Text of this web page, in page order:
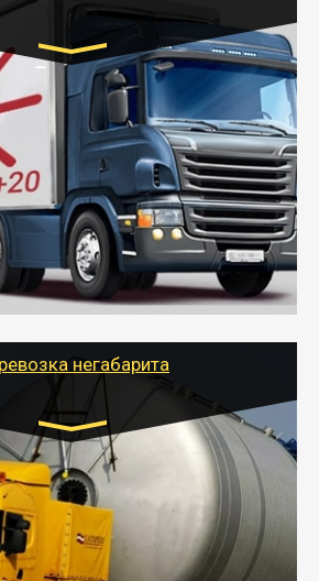
Транспорт:
тонны), Бычок, Еврофура от 5 до
10 тонн
от 6000 руб.
перевозки грузов с
режима, работающим
обработкой кузова и мед.
поможет быстро перевезти
продукты в любой город России с
негабарита
км. Рассчитывается
и негабаритных грузов
получения разрешения на